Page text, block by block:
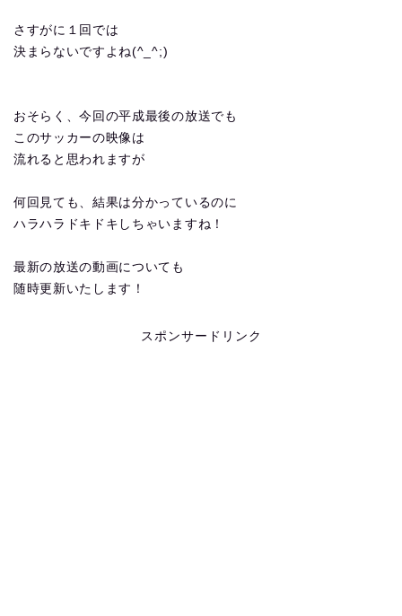
さすがに１回では
決まらないですよね(^_^;)
おそらく、今回の平成最後の放送でも
このサッカーの映像は
流れると思われますが
何回見ても、結果は分かっているのに
ハラハラドキドキしちゃいますね！
最新の放送の動画についても
随時更新いたします！
スポンサードリンク